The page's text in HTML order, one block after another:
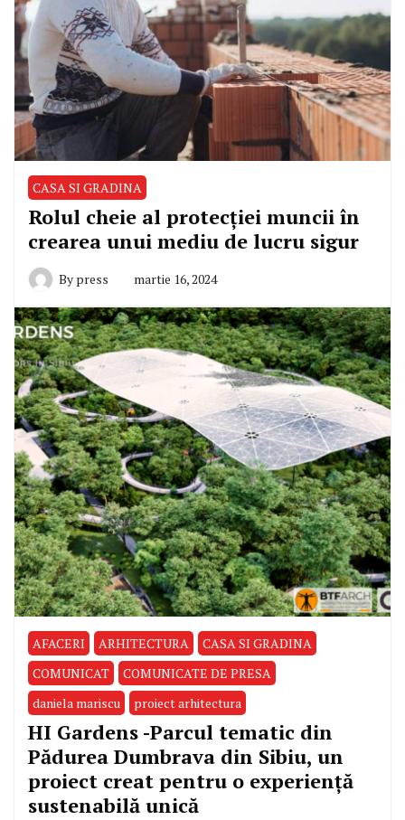
CASA SI GRADINA
Rolul cheie al protecției muncii în
crearea unui mediu de lucru sigur
By press martie 16, 2024
AFACERI ARHITECTURA
CASA SI GRADINA
COMUNICAT
COMUNICATE DE PRESA
daniela mariscu
proiect arhitectura
HI Gardens -Parcul tematic din
Pădurea Dumbrava din Sibiu, un
proiect creat pentru o experiență
sustenabilă unică